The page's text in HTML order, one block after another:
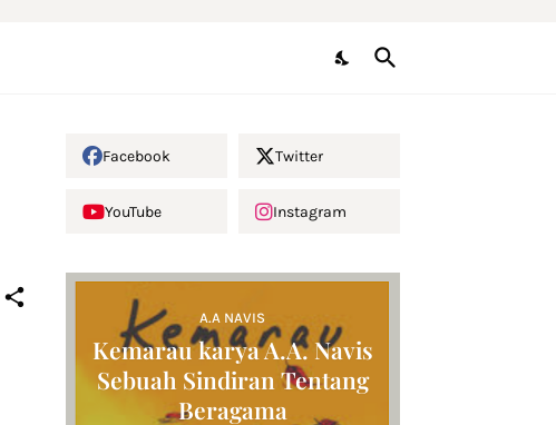
Facebook Twitter
YouTube Instagram
A.A NAVIS
Kemarau karya A.A. Navis
Sebuah Sindiran Tentang
Beragama